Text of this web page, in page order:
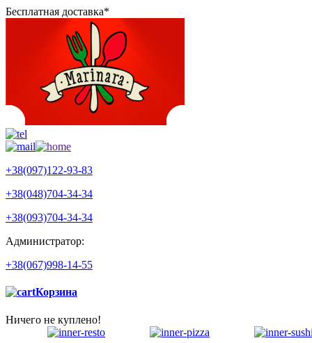
Бесплатная доставка*
+38(097)122-93-83
+38(048)704-34-34
+38(093)704-34-34
Администратор:
+38(067)998-14-55
Корзина
Ничего не куплено!